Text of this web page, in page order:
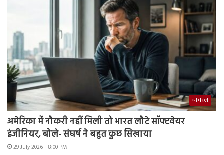
वायरल
अमेरिका में नौकरी नहीं मिली तो भारत लौटे सॉफ्टवेयर
इंजीनियर, बोले- संघर्ष ने बहुत कुछ सिखाया
29 July 2026 - 8:00 PM